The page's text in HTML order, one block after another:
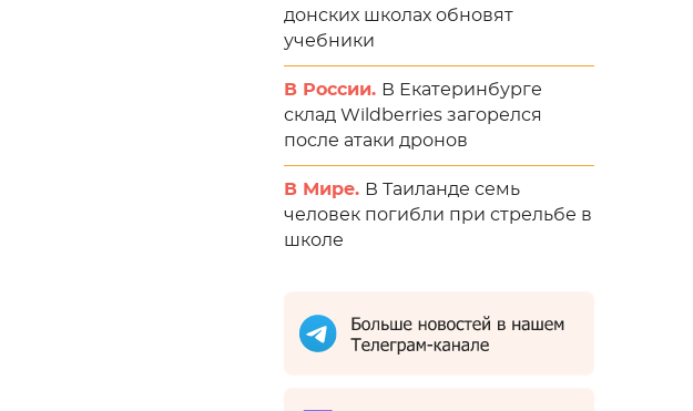
донских школах обновят
учебники
В России. В Екатеринбурге
склад Wildberries загорелся
после атаки дронов
В Мире. В Таиланде семь
человек погибли при стрельбе в
школе